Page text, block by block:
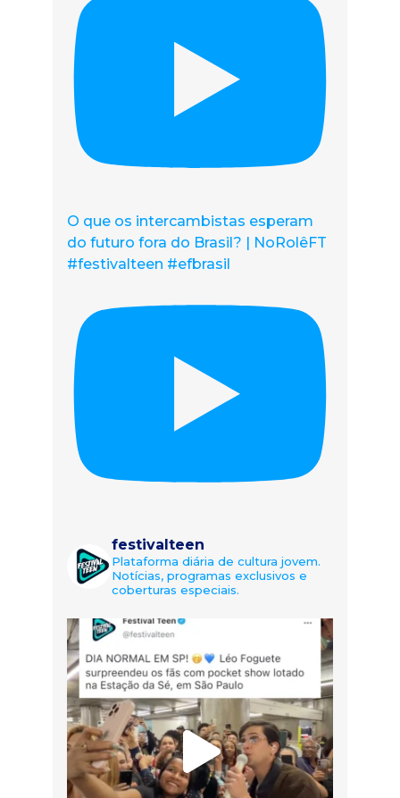
O que os intercambistas esperam
do futuro fora do Brasil? | NoRolêFT
#festivalteen #efbrasil
festivalteen
Plataforma diária de cultura jovem.
Notícias, programas exclusivos e
coberturas especiais.